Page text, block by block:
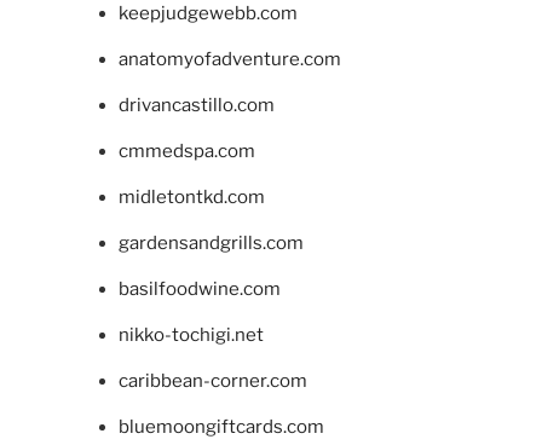
keepjudgewebb.com
anatomyofadventure.com
drivancastillo.com
cmmedspa.com
midletontkd.com
gardensandgrills.com
basilfoodwine.com
nikko-tochigi.net
caribbean-corner.com
bluemoongiftcards.com